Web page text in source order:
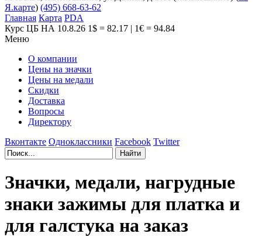
Я.карте) (495) 668-63-62
Главная Карта PDA
Курс ЦБ НА 10.8.26 1$ = 82.17 | 1€ = 94.84
Меню
О компании
Цены на значки
Цены на медали
Скидки
Доставка
Вопросы
Директору
Вконтакте Одноклассники Facebook Twitter
Значки, медали, нагрудные
знаки зажимы для платка и
для галстука на заказ